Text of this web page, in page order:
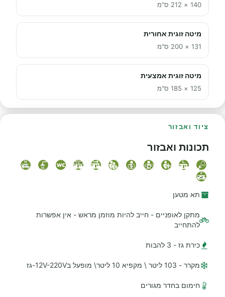
140 × 212 ס"מ
מיטה זוגית אחורית
131 × 200 ס"מ
מיטה זוגית אמצעית
125 × 185 ס"מ
ציוד ואבזור
תכונות ואבזור
תא מטען
מתקן לאופניים - חייב להיות מוזמן מראש - אין אפשרות
להתחייב
כירת גז - 3 להבות
מקרר - 103 ליטר \ מקפיא 10 ליטר\ מופעל ב12V-220V-גז
חימום בחדר מגורים